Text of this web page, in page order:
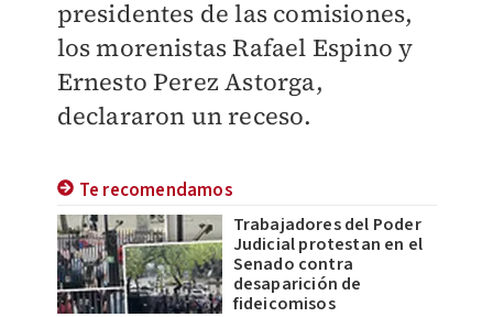
presidentes de las comisiones,
los morenistas Rafael Espino y
Ernesto Perez Astorga,
declararon un receso.
Te recomendamos
Trabajadores del Poder
Judicial protestan en el
Senado contra
desaparición de
fideicomisos